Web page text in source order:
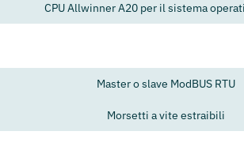
CPU Allwinner A20 per il sistema
Master o slave ModBUS RTU
Morsetti a vite estraibili